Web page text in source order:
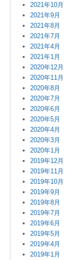
2021年10月
2021年9月
2021年8月
2021年7月
2021年4月
2021年1月
2020年12月
2020年11月
2020年8月
2020年7月
2020年6月
2020年5月
2020年4月
2020年3月
2020年1月
2019年12月
2019年11月
2019年10月
2019年9月
2019年8月
2019年7月
2019年6月
2019年5月
2019年4月
2019年1月